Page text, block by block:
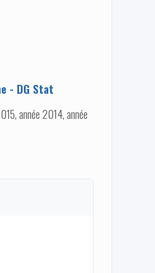
- DG Stat
année 2014, année